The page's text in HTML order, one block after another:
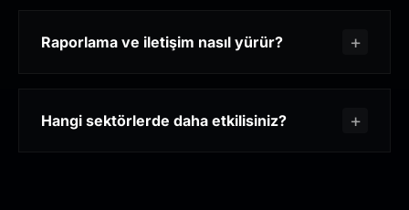
Raporlama ve iletişim nasıl yürür?
Hangi sektörlerde daha etkilisiniz?